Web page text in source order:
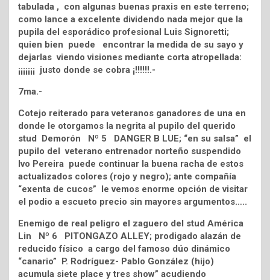
tabulada , con algunas buenas praxis en este terreno;
como lance a excelente dividendo nada mejor que la
pupila del esporádico profesional Luis Signoretti;
quien bien puede encontrar la medida de su sayo y
dejarlas viendo visiones mediante corta atropellada:
¡¡¡¡¡¡¡ justo donde se cobra ¡!!!!!!.-
7ma.-
Cotejo reiterado para veteranos ganadores de una en
donde le otorgamos la negrita al pupilo del querido
stud Demorón Nº 5 DANGER B LUE; “en su salsa” el
pupilo del veterano entrenador norteño suspendido
Ivo Pereira puede continuar la buena racha de estos
actualizados colores (rojo y negro); ante compañía
“exenta de cucos” le vemos enorme opción de visitar
el podio a escueto precio sin mayores argumentos…..
Enemigo de real peligro el zaguero del stud América
Lin Nº 6 PITONGAZO ALLEY; prodigado alazán de
reducido físico a cargo del famoso dúo dinámico
“canario” P. Rodríguez- Pablo González (hijo)
acumula siete place y tres show” acudiendo